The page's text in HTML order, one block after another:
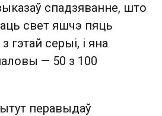
спадзяванне, што
свет яшчэ пяць
гэтай серыі, і яна
— 50 з 100
перавыдаў